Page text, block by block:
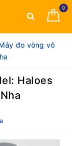
0
đo vòng vô
Haloes